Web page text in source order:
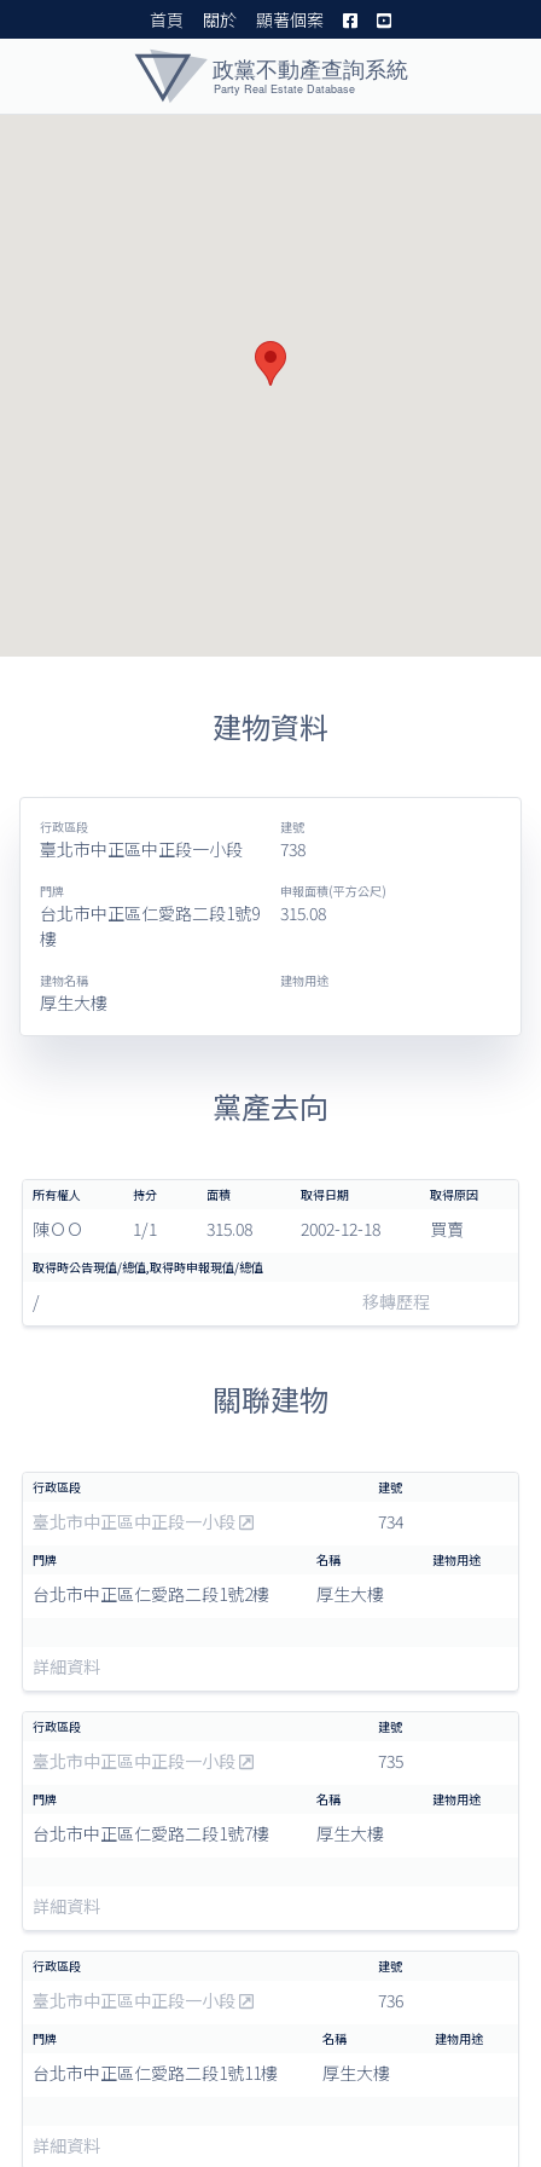
首頁 關於 顯著個案
建物資料
行政區段
臺北市中正區中正段一小段
建號
738
門牌
台北市中正區仁愛路二段1號9
樓
申報面積(平方公尺)
315.08
建物名稱
厚生大樓
建物用途
黨產去向
陳ＯＯ 1/1 315.08 2002-12-18 買賣
/ 移轉歷程
關聯建物
臺北市中正區中正段一小段 734
台北市中正區仁愛路二段1號2樓 厚生大樓
詳細資料
臺北市中正區中正段一小段 735
台北市中正區仁愛路二段1號7樓 厚生大樓
詳細資料
臺北市中正區中正段一小段 736
台北市中正區仁愛路二段1號11樓 厚生大樓
詳細資料